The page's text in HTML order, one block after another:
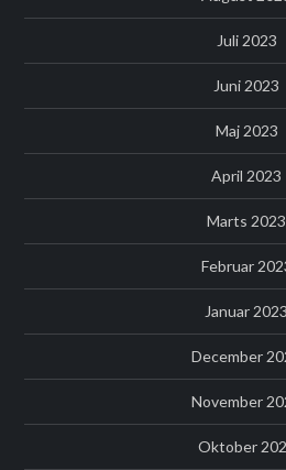
Juli 2023
Juni 2023
Maj 2023
April 2023
Marts 2023
Februar
Januar 2023
December
November
Oktober